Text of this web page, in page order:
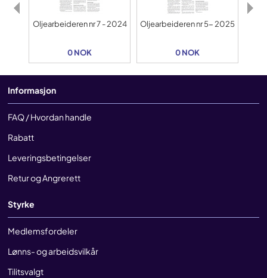
Oljearbeideren nr 7 - 2024
0 NOK
Oljearbeideren nr 5- 2025
0 NOK
Informasjon
FAQ / Hvordan handle
Rabatt
Leveringsbetingelser
Retur og Angrerett
Styrke
Medlemsfordeler
Lønns- og arbeidsvilkår
Tilitsvalgt